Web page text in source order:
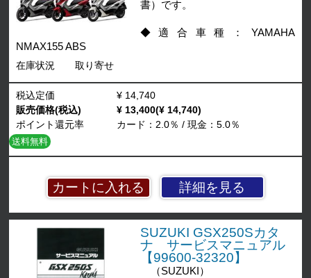
書）です。
◆適合車種：YAMAHA
NMAX155 ABS
在庫状況
取り寄せ
詳細を見る
税込定価
¥ 14,740
販売価格(税込)
¥ 13,400(¥ 14,740)
ポイント還元率
カード：2.0％ / 現金：5.0％
送料無料
SUZUKI GSX250Sカタ
ナ サービスマニュアル
【99600-32320】
（SUZUKI）